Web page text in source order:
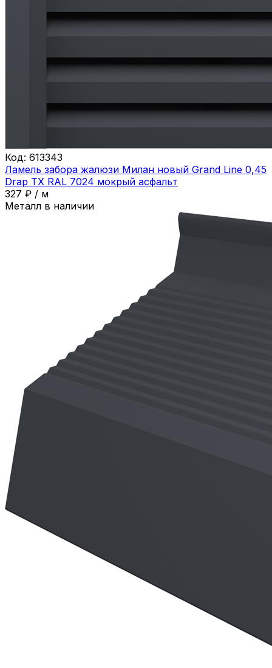
Код: 613343
Ламель забора жалюзи Милан новый Grand Line 0,45
Drap ТХ RAL 7024 мокрый асфальт
327 ₽ / м
Металл в наличии